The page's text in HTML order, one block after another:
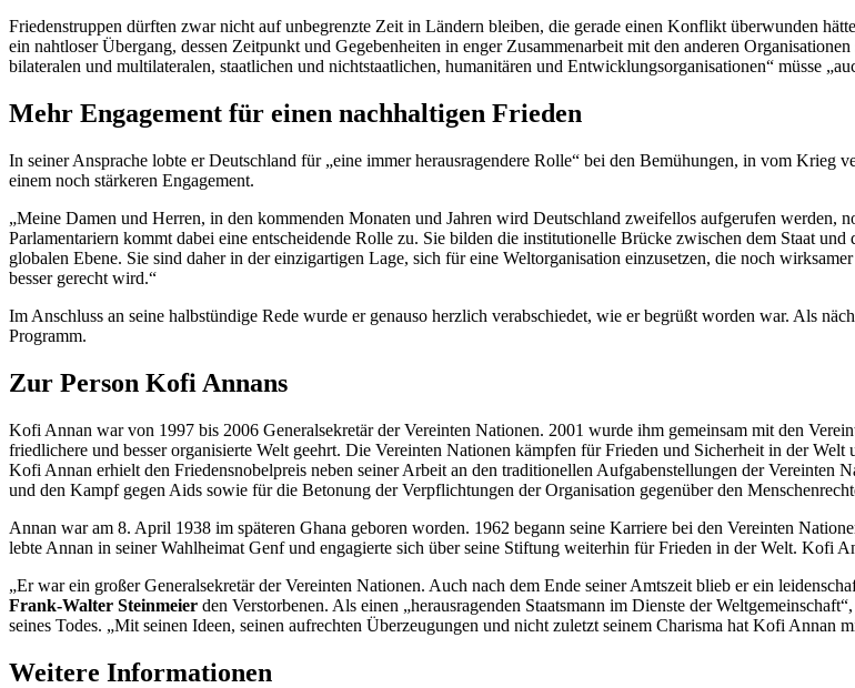
Friedenstruppen dürften zwar nicht auf unbegrenzte Zeit in Ländern bleiben, die gerade einen Konflikt überwunden
ein nahtloser Übergang, dessen Zeitpunkt und Gegebenheiten in enger Zusammenarbeit mit den anderen
bilateralen und multilateralen, staatlichen und nichtstaatlichen, humanitären und Entwicklungsorganisationen“ müsse
Mehr Engagement für einen nachhaltigen Frieden
In seiner Ansprache lobte er Deutschland für „eine immer herausragendere Rolle“ bei den Bemühungen, in vom Krieg
einem noch stärkeren Engagement.
„Meine Damen und Herren, in den kommenden Monaten und Jahren wird Deutschland zweifellos aufgerufen
Parlamentariern kommt dabei eine entscheidende Rolle zu. Sie bilden die institutionelle Brücke zwischen dem Staat
globalen Ebene. Sie sind daher in der einzigartigen Lage, sich für eine Weltorganisation einzusetzen, die noch
besser gerecht wird.“
Im Anschluss an seine halbstündige Rede wurde er genauso herzlich verabschiedet, wie er begrüßt worden war. Als
Programm.
Zur Person Kofi Annans
Kofi Annan war von 1997 bis 2006 Generalsekretär der Vereinten Nationen. 2001 wurde ihm gemeinsam mit den
friedlichere und besser organisierte Welt geehrt. Die Vereinten Nationen kämpfen für Frieden und Sicherheit in der
Kofi Annan erhielt den Friedensnobelpreis neben seiner Arbeit an den traditionellen Aufgabenstellungen der Vereinten
und den Kampf gegen Aids sowie für die Betonung der Verpflichtungen der Organisation gegenüber den
Annan war am 8. April 1938 im späteren Ghana geboren worden. 1962 begann seine Karriere bei den Vereinten
lebte Annan in seiner Wahlheimat Genf und engagierte sich über seine Stiftung weiterhin für Frieden in der Welt. Kofi
„Er war ein großer Generalsekretär der Vereinten Nationen. Auch nach dem Ende seiner Amtszeit blieb er ein
Frank-Walter Steinmeier den Verstorbenen. Als einen „herausragenden Staatsmann im Dienste der
seines Todes. „Mit seinen Ideen, seinen aufrechten Überzeugungen und nicht zuletzt seinem Charisma hat Kofi Annan
Weitere Informationen